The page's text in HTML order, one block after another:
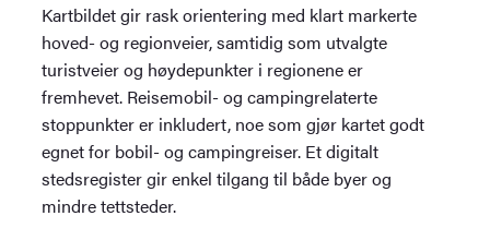
Kartbildet gir rask orientering med klart markerte
hoved- og regionveier, samtidig som utvalgte
turistveier og høydepunkter i regionene er
fremhevet. Reisemobil- og campingrelaterte
stoppunkter er inkludert, noe som gjør kartet godt
egnet for bobil- og campingreiser. Et digitalt
stedsregister gir enkel tilgang til både byer og
mindre tettsteder.